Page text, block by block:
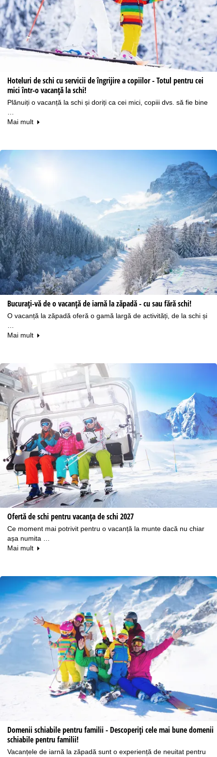
Hoteluri de schi cu servicii de îngrijire a copiilor - Totul pentru cei
mici într-o vacanță la schi!
Plănuiți o vacanță la schi și doriți ca cei mici, copiii dvs. să fie bine
Mai mult
Bucurați-vă de o vacanță de iarnă la zăpadă - cu sau fără schi!
O vacanță la zăpadă oferă o gamă largă de activități, de la schi și
Mai mult
Ofertă de schi pentru vacanța de schi 2027
Ce moment mai potrivit pentru o vacanță la munte dacă nu chiar
așa numita …
Mai mult
Domenii schiabile pentru familii - Descoperiți cele mai bune domenii
schiabile pentru familii!
Vacanțele de iarnă la zăpadă sunt o experiență de neuitat pentru